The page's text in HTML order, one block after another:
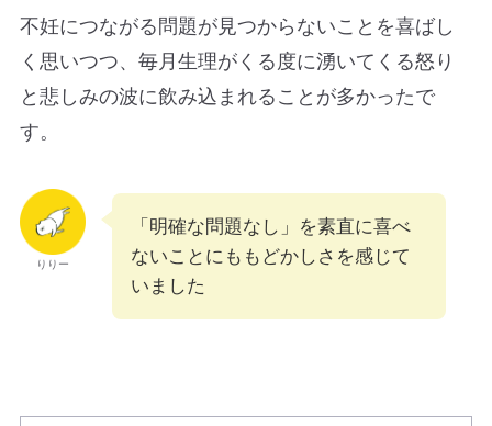
不妊につながる問題が見つからないことを喜ばし
く思いつつ、毎月生理がくる度に湧いてくる怒り
と悲しみの波に飲み込まれることが多かったで
す。
りりー
「明確な問題なし」を素直に喜べ
ないことにももどかしさを感じて
いました